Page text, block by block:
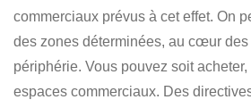
commerciaux prévus à cet effet. On
des zones déterminées, au cœur
périphérie. Vous pouvez soit
espaces commerciaux. Des